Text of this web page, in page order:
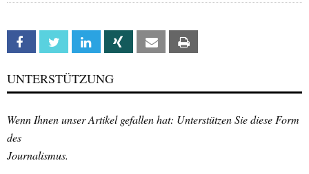
Facebook Twitter Linkedin Xing Email
UNTERSTÜTZUNG
Wenn Ihnen unser Artikel gefallen hat: Unterstützen Sie diese Form
des
Journalismus.